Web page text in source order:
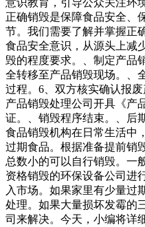
意识教育，引导公众关注环
正确销毁是保障食品安全、
节。我们需要了解并掌握正
食品安全意识，从源头上减
毁的程度要求。、制定产品
全转移至产品销毁现场。、
过程。6、双方核实确认报
产品销毁处理公司开具《产
证。、销毁程序结束。、后
食品销毁机构在日常生活中
过期食品。根据准备提前销
总数小的可以自行销毁。一
资格销毁的环保设备公司进
入市场。如果家里有少量过
处理。如果大量损坏发霉的
司来解决。今天，小编将详